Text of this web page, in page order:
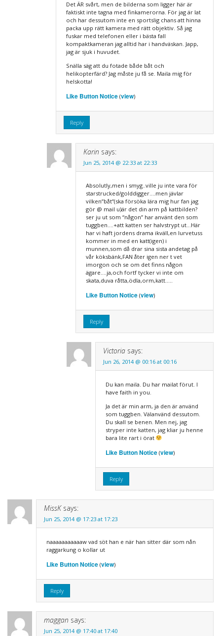
Det ÄR svårt, men de bilderna som ligger här är
faktiskt inte tagna med finkamerorna. För jag är lat
och har dessutom inte en sportslig chans att hinna
packa upp rätt kamera med rätt objektiv. Så jag
fuskar med telefonen eller i bästa fall
kompaktkameran jag alltid har i handväskan. Japp,
jag är sjuk i huvudet.
Snälla säg att du fotade både båt och
helikopterfärd? Jag måste ju få se. Maila mig för
helskotta!
Like Button Notice(view)
Reply
Karin says:
Jun 25, 2014 @ 22:33 at 22:33
Absolutly,men i smyg..ville ju inte vara för
starstrucked/golddigger….men jävlar
vilken”båt”(ska försöka lära mig hur fan jag
gör @ mail u)är det din arm på kattbilden?
ser ju ut som “någon” har använt den som
tuggben….+att katten ser halvstrypt ut…Här
har vi haft jordens drama ikväll,en lurvetuss
kommer in med en katt(igen) i
munnen,som då drar sina sista andetag på
vår köksbänk,FAN åter igen ner t vet
imorgon och se om det finns någon
ägare….ja,och fortf tycker vi inte om
skata,duva råtta,ödla,orm,katt…..
Like Button Notice(view)
Reply
Victoria says:
Jun 26, 2014 @ 00:16 at 00:16
Du kan maila. Du har mailat förut. I
have faith in you.
Ja det är min arm, ja den är använd
som tuggben. Välanvänd dessutom.
Du skall se benen. Men nej, jag
stryper inte katten, jag kliar ju henne
bara lite rart i örat
Like Button Notice(view)
Reply
MissK says:
Jun 25, 2014 @ 17:23 at 17:23
naaaaaaaaaaaw vad söt han e när han sitter där som nån
raggarkung o kollar ut
Like Button Notice(view)
Reply
maggan says:
Jun 25, 2014 @ 17:40 at 17:40